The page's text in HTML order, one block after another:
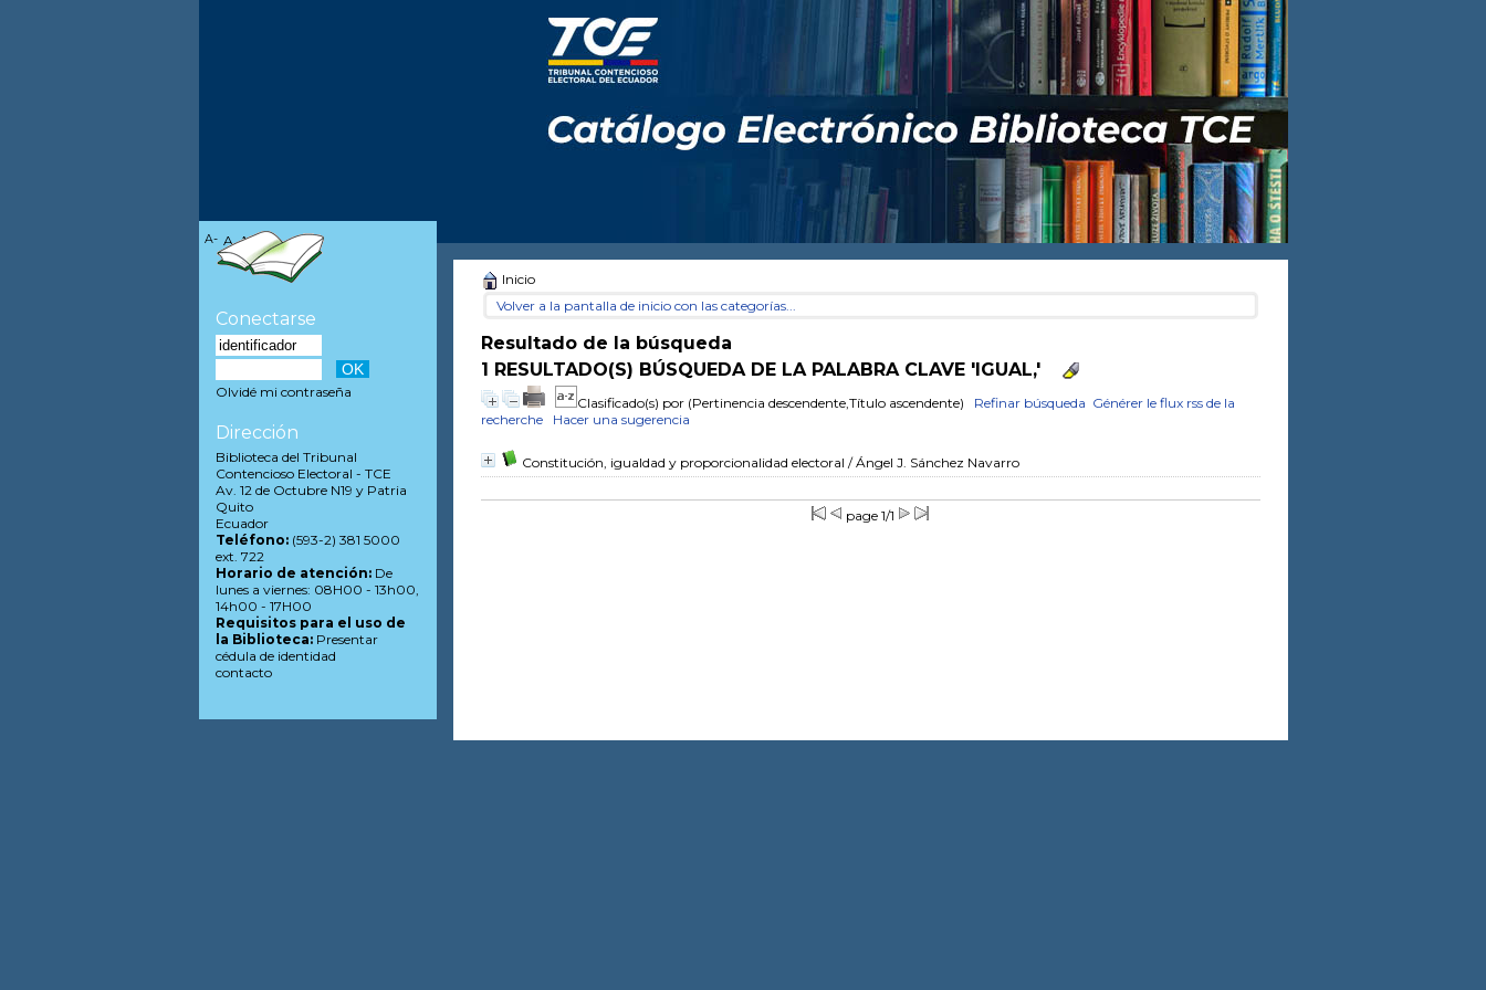
Inicio
Volver a la pantalla de inicio con las categorías...
Resultado de la búsqueda
1 RESULTADO(S) BÚSQUEDA DE LA PALABRA CLAVE 'IGUAL,'
Clasificado(s) por (Pertinencia descendente,Título ascendente) Refinar búsqueda Générer le flux rss de la
recherche
Hacer una sugerencia
Constitución, igualdad y proporcionalidad electoral / Ángel J. Sánchez Navarro
page 1/1
A- A A+
Conectarse
Olvidé mi contraseña
Dirección
Biblioteca del Tribunal
Contencioso Electoral - TCE
Av. 12 de Octubre N19 y Patria
Quito
Ecuador
Teléfono:(593-2) 381 5000
ext. 722
Horario de atención:De
lunes a viernes: 08H00 - 13h00,
14h00 - 17H00
Requisitos para el uso de
la Biblioteca:Presentar
cédula de identidad
contacto